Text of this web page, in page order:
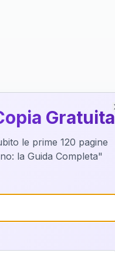
di
Gratuita
le prime 120 pagine
la Guida Completa"